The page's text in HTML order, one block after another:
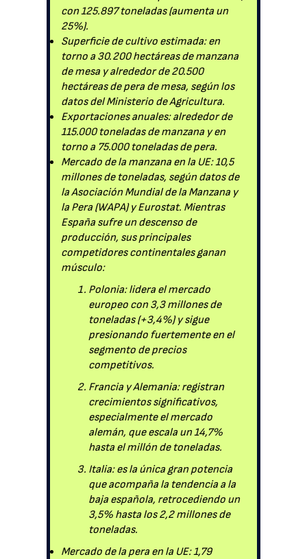
con 125.897 toneladas (aumenta un
25%).
Superficie de cultivo estimada: en
torno a 30.200 hectáreas de manzana
de mesa y alrededor de 20.500
hectáreas de pera de mesa, según los
datos del Ministerio de Agricultura.
Exportaciones anuales: alrededor de
115.000 toneladas de manzana y en
torno a 75.000 toneladas de pera.
Mercado de la manzana en la UE: 10,5
millones de toneladas, según datos de
la Asociación Mundial de la Manzana y
la Pera (WAPA) y Eurostat. Mientras
España sufre un descenso de
producción, sus principales
competidores continentales ganan
músculo:
Polonia: lidera el mercado
europeo con 3,3 millones de
toneladas (+3,4%) y sigue
presionando fuertemente en el
segmento de precios
competitivos.
Francia y Alemania: registran
crecimientos significativos,
especialmente el mercado
alemán, que escala un 14,7%
hasta el millón de toneladas.
Italia: es la única gran potencia
que acompaña la tendencia a la
baja española, retrocediendo un
3,5% hasta los 2,2 millones de
toneladas.
Mercado de la pera en la UE: 1,79